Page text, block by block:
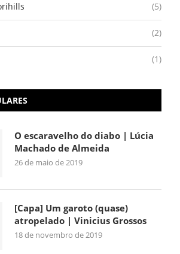
(5)
(2)
(1)
O escaravelho do diabo | Lúcia
Machado de Almeida
26 de maio de 2019
[Capa] Um garoto (quase)
atropelado | Vinicius Grossos
18 de novembro de 2019